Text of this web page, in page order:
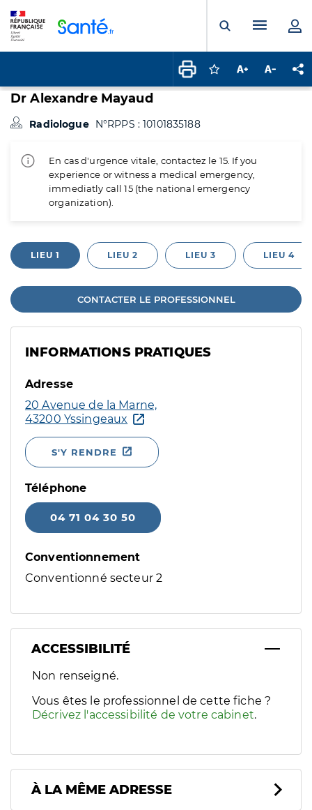
Ouvrir laMenu
Connectez-vous
Augmenter la
Dr Alexandre Mayaud
Radiologue N°RPPS : 10101835188
En cas d'urgence vitale, contactez le 15. If you
experience or witness a medical emergency,
immediatly call 15 (the national emergency
organization).
LIEU 1 LIEU 2 LIEU 3 LIEU 4
CONTACTER LE PROFESSIONNEL
INFORMATIONS PRATIQUES
Adresse
20 Avenue de la Marne,
43200 Yssingeaux
S'Y RENDRE
Téléphone
04 71 04 30 50
Conventionnement
Conventionné secteur 2
ACCESSIBILITÉ
Filtres
Sélectionnez un ou plusieurs handicaps/besoins
Non renseigné.
Vous êtes le professionnel de cette fiche ?
Décrivez l'accessibilité de votre cabinet.
À LA MÊME ADRESSE